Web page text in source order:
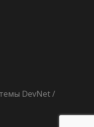
DevNet /